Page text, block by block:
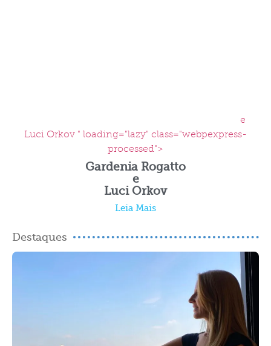
e
Luci Orkov " loading="lazy" class="webpexpress-
processed">
Gardenia Rogatto
e
Luci Orkov
Leia Mais
Destaques